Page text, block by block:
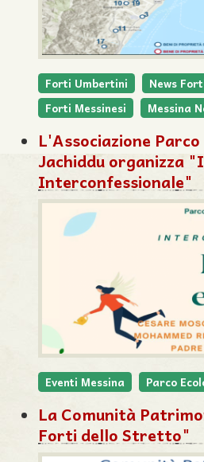
Forti Umbertini
News
Forti Messinesi
Messina
L'Associazione
Jachiddu organizza
Interconfessionale"
Eventi Messina Parco
La Comunità
Forti dello Stretto"